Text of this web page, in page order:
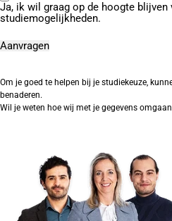
Ja, ik wil graag op de hoogte blijven
studiemogelijkheden.
Om je goed te helpen bij je studiekeuze,
benaderen.
Wil je weten hoe wij met je gegevens